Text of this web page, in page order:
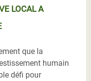
LOCAL A
que la
humain
défi pour